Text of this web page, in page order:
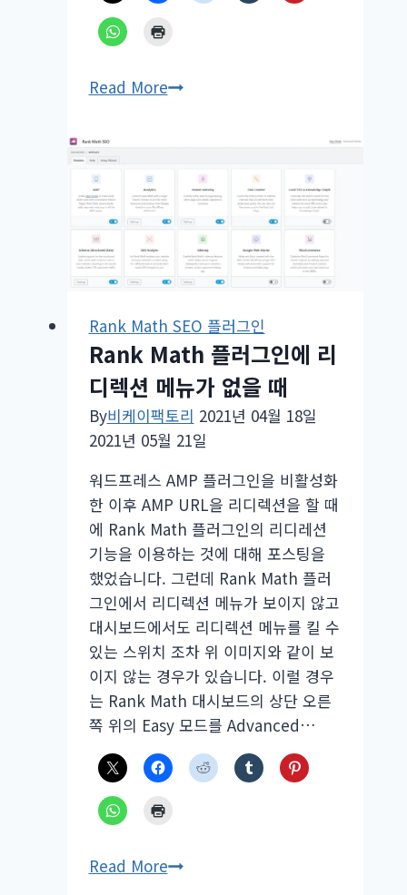
Read More쉽
글
오
류
결
Rank Math SEO 플러그인
Rank Math 플러그인에 리
디렉션 메뉴가 없을 때
By비케이팩토리 2021년 04월 18일
2021년 05월 21일
워드프레스 AMP 플러그인을 비활성화
한 이후 AMP URL을 리디렉션을 할 때
에 Rank Math 플러그인의 리디레션
기능을 이용하는 것에 대해 포스팅을
했었습니다. 그런데 Rank Math 플러
그인에서 리디렉션 메뉴가 보이지 않고
대시보드에서도 리디렉션 메뉴를 킬 수
있는 스위치 조차 위 이미지와 같이 보
이지 않는 경우가 있습니다. 이럴 경우
는 Rank Math 대시보드의 상단 오른
쪽 위의 Easy 모드를 Advanced…
Read MoreRank